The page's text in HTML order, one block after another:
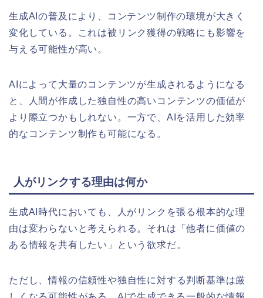
生成AIの普及により、コンテンツ制作の環境が大きく
変化している。これは被リンク獲得の戦略にも影響を
与える可能性が高い。
AIによって大量のコンテンツが生成されるようになる
と、人間が作成した独自性の高いコンテンツの価値が
より際立つかもしれない。一方で、AIを活用した効率
的なコンテンツ制作も可能になる。
人がリンクする理由は何か
生成AI時代においても、人がリンクを張る根本的な理
由は変わらないと考えられる。それは「他者に価値の
ある情報を共有したい」という欲求だ。
ただし、情報の信頼性や独自性に対する判断基準は厳